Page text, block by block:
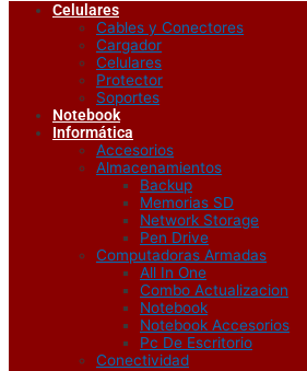
Celulares
Cables y Conectores
Cargador
Celulares
Protector
Soportes
Notebook
Informática
Accesorios
Almacenamientos
Backup
Memorias SD
Network Storage
Pen Drive
Computadoras Armadas
All In One
Combo Actualizacion
Notebook
Notebook Accesorios
Pc De Escritorio
Conectividad